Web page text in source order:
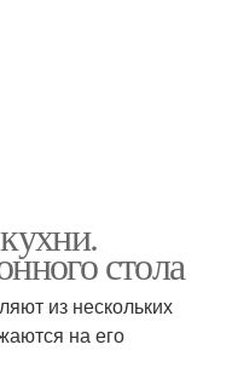
стола
из нескольких
на его